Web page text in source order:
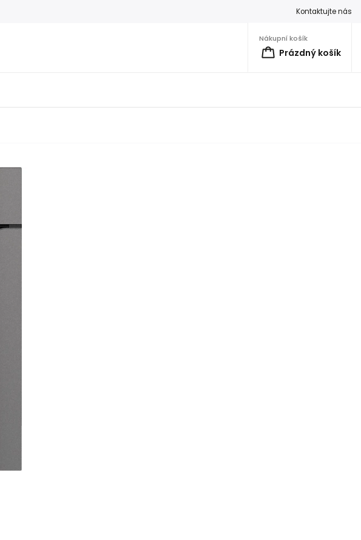
Kontaktujte nás
Nákupní košík
Prázdný košík